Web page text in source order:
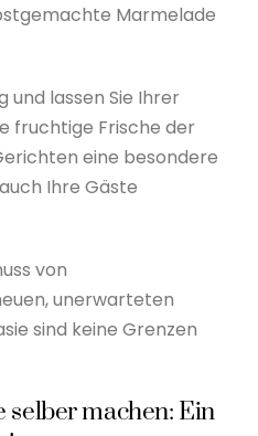
Marmelade
und lassen Sie Ihrer
fruchtige Frische der
eine besondere
Ihre Gäste
von
unerwarteten
sind keine Grenzen
machen: Ein